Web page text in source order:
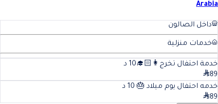
Arabia
داخل الصالون
خدمات منزلية
خدمة احتفال تخرج👩🏻‍🎓10 د
89
خدمه احتفال يوم ميلاد 🎂 10 د
89